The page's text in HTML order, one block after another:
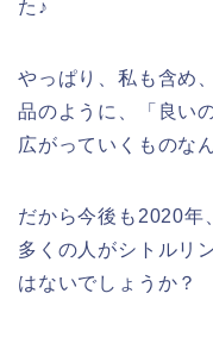
た♪
やっぱり、私も含め
品のように、「良い
広がっていくものな
だから今後も2020
多くの人がシトルリ
はないでしょうか？